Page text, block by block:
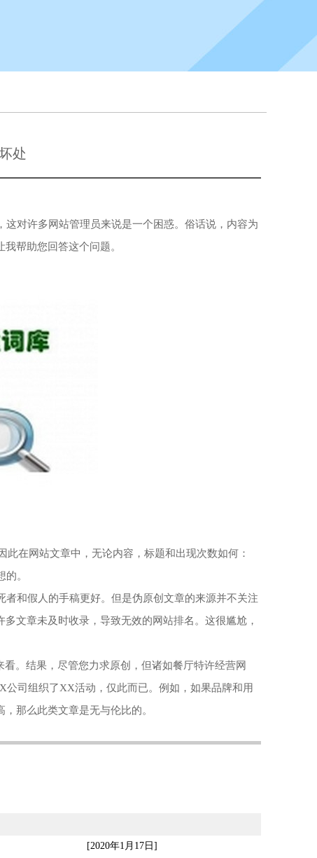
处
对许多网站管理员来说是一个困惑。俗话说，内容为
帮助您回答这个问题。
在网站文章中，无论内容，标题和出现次数如何：
。
和假人的手稿更好。但是伪原创文章的来源并不关注
文章未及时收录，导致无效的网站排名。这很尴尬，
。结果，尽管您力求原创，但诸如餐厅特许经营网
司组织了XX活动，仅此而已。例如，如果品牌和用
那么此类文章是无与伦比的。
[2020年1月17日]